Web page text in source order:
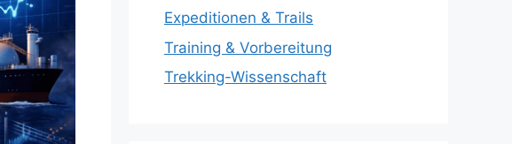
Expeditionen & Trails
Training & Vorbereitung
Trekking-Wissenschaft